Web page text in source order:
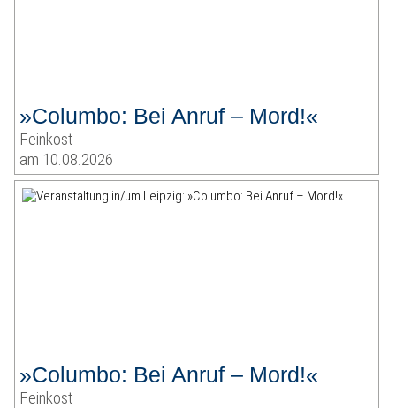
»Columbo: Bei Anruf – Mord!«
Feinkost
am 10.08.2026
»Columbo: Bei Anruf – Mord!«
Feinkost